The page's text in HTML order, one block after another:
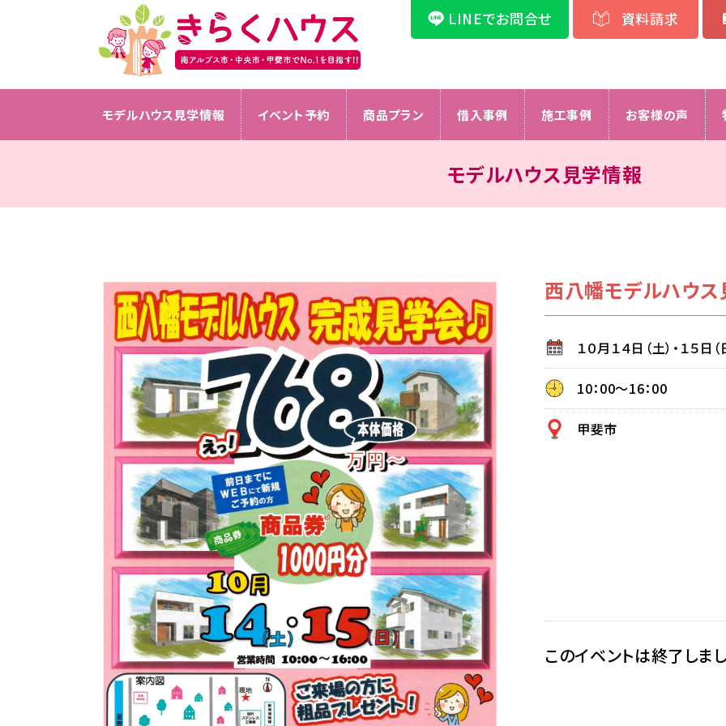
LINEでお問合せ 資料請求
モデルハウス見学情報 イベント予約 商品プラン 借入事例 施工事例 お客様の声
モデルハウス見学情報
西八幡モデルハウ
１０月１４日（土）・１５日（
10：00〜16：00
甲斐市
このイベントは終了しま